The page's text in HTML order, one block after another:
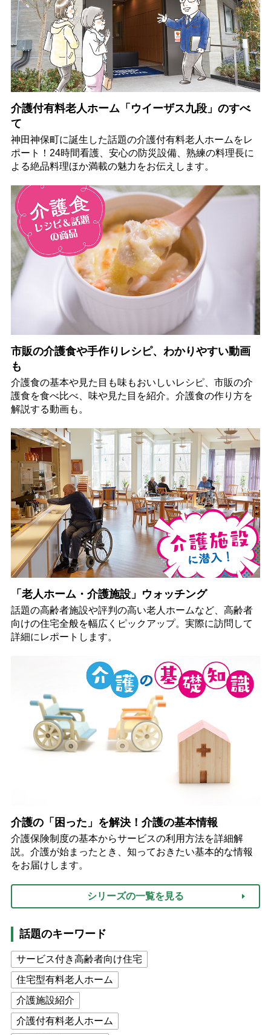
介護付有料老人ホーム「ウイーザス九段」のすべ
て
神田神保町に誕生した話題の介護付有料老人ホームをレ
ポート！24時間看護、安心の防災設備、熟練の料理長に
よる絶品料理ほか満載の魅力をお伝えします。
市販の介護食や手作りレシピ、わかりやすい動画
も
介護食の基本や見た目も味もおいしいレシピ、市販の介
護食を食べ比べ、味や見た目を紹介。介護食の作り方を
解説する動画も。
「老人ホーム・介護施設」ウォッチング
話題の高齢者施設や評判の高い老人ホームなど、高齢者
向けの住宅全般を幅広くピックアップ。実際に訪問して
詳細にレポートします。
介護の「困った」を解決！介護の基本情報
介護保険制度の基本からサービスの利用方法を詳細解
説。介護が始まったとき、知っておきたい基本的な情報
をお届けします。
シリーズの一覧を見る
話題のキーワード
サービス付き高齢者向け住宅
住宅型有料老人ホーム
介護施設紹介
介護付有料老人ホーム